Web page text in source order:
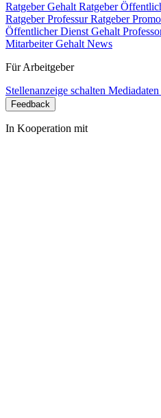
Ratgeber GehaltRatgeber
Ratgeber ProfessurRatgeber
Öffentlicher Dienst Gehalt
Mitarbeiter GehaltNews
Für Arbeitgeber
Stellenanzeige schalten Mediadaten
Feedback
In Kooperation mit